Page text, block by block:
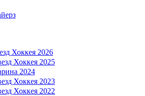
Хоккея 2026
Хоккея 2025
2024
Хоккея 2023
Хоккея 2022